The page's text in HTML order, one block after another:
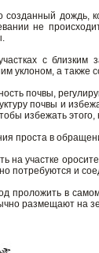
созданный дождь,
не
с
уклоном, а
почвы,
почвы и
избежать
проста в
на участке
потребуются и
проложить в
размещают на